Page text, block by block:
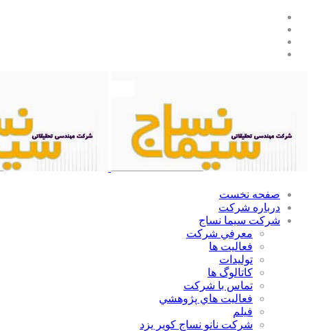
صفحه نخست
درباره شرکت
شركت سيما نساج
معرفي شركت
فعاليت ها
توليدات
كاتالوگ ها
تماس با شركت
فعاليت هاي پژوهشي
فيلم
شركت نانو نساج كوير يزد